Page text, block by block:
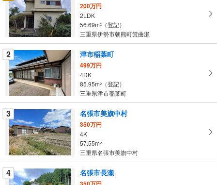
取
る
・
条
件
を
マ
イ
ペ
ー
ジ
に
保
存
す
る
200万円
2LDK
56.69m2
（登記）
三重県伊勢市朝熊町箕曲瀬
2 津市稲葉町
499万円
4DK
85.95m2
（登記）
三重県津市稲葉町
3 名張市美旗中村
350万円
4K
57.55m2
三重県名張市美旗中村
4 名張市長瀬